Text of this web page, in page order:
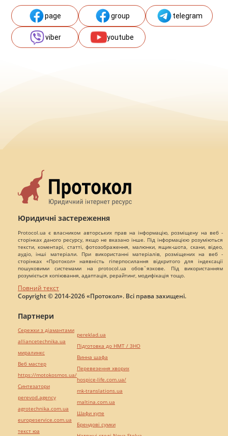
page group telegram
viber youtube
Юридичні застереження
Protocol.ua є власником авторських прав на інформацію, розміщену на веб -
сторінках даного ресурсу, якщо не вказано інше. Під інформацією розуміються
тексти, коментарі, статті, фотозображення, малюнки, ящик-шота, скани, відео,
аудіо, інші матеріали. При використанні матеріалів, розміщених на веб -
сторінках «Протокол» наявність гіперпосилання відкритого для індексації
пошуковими системами на protocol.ua обов`язкове. Під використанням
розуміється копіювання, адаптація, рерайтинг, модифікація тощо.
Повний текст
Copyright © 2014-2026 «Протокол». Всі права захищені.
Партнери
Сережки з діамантами
alliancetechnika.ua
миралинкс
Веб мастер
https://motokosmos.ua/
Синтезатори
perevod.agency
agrotechnika.com.ua
europeservice.com.ua
текст юа
pereklad.ua
Підготовка до НМТ / ЗНО
Винна шафа
Перевезення хворих
hospice-life.com.ua/
mk-translations.ua
maltina.com.ua
Шафи купе
Брендові сумки